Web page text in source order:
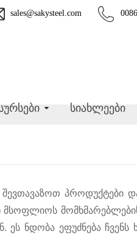
sales@sakysteel.com
სიახლეები
შევთავაზოთ პროდუქტები
მსოფლიოს
ნდობა ეფუძნება ჩვენს